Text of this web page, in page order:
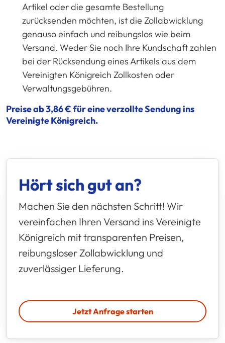
Artikel oder die gesamte Bestellung
zurücksenden möchten, ist die Zollabwicklung
genauso einfach und reibungslos wie beim
Versand. Weder Sie noch Ihre Kundschaft zahlen
bei der Rücksendung eines Artikels aus dem
Vereinigten Königreich Zollkosten oder
Verwaltungsgebühren.
Preise ab 3,86 € für eine verzollte Sendung ins
Vereinigte Königreich.
Hört sich gut an?
Machen Sie den nächsten Schritt! Wir
vereinfachen Ihren Versand ins Vereinigte
Königreich mit transparenten Preisen,
reibungsloser Zollabwicklung und
zuverlässiger Lieferung.
Jetzt Anfrage starten